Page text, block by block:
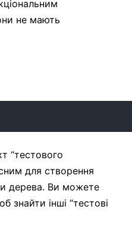
не мають
“тестового
для створення
дерева. Ви можете
знайти інші “тестові